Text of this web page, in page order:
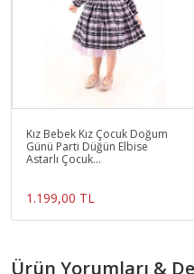
Kız Bebek Kız Çocuk Doğum
Günü Parti Düğün Elbise
Astarlı Çocuk
1.199,00 TL
Ürün Yorumları &